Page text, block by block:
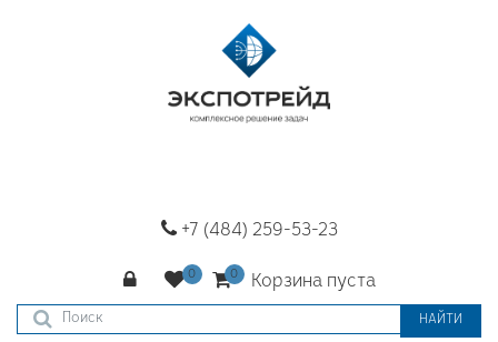
+7 (484) 259-53-23
Корзина пуста
НАЙТИ